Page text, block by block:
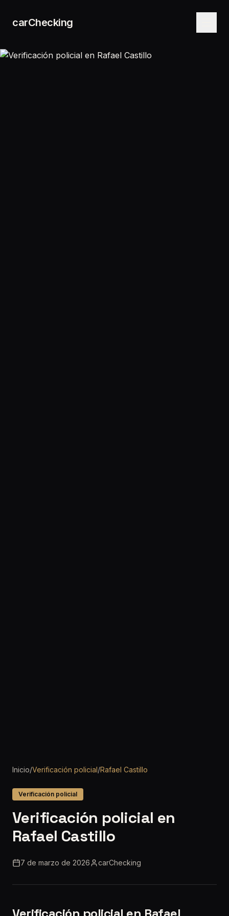
carChecking
Inicio/Verificación policial/Rafael Castillo
Verificación policial
Verificación policial en
Rafael Castillo
7 de marzo de 2026 carChecking